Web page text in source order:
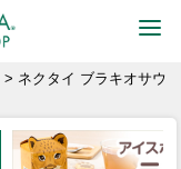
> ネクタイ ブラキオサウ